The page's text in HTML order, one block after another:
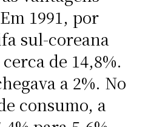
1991, por
sul-coreana
de 14,8%.
a 2%. No
consumo, a